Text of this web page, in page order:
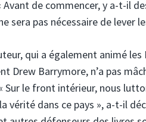
Avant de commencer, y a-t-il
sera pas nécessaire de lever
qui a également animé
Drew Barrymore, n’a pas
Sur le front intérieur, nous
vérité dans ce pays », a-t-il